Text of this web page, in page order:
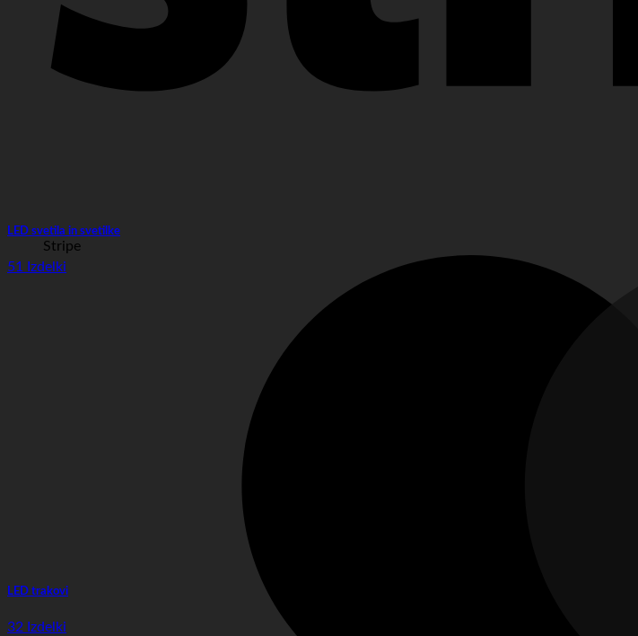
Stripe
LED svetila in svetilke
51 Izdelki
LED trakovi
32 Izdelki